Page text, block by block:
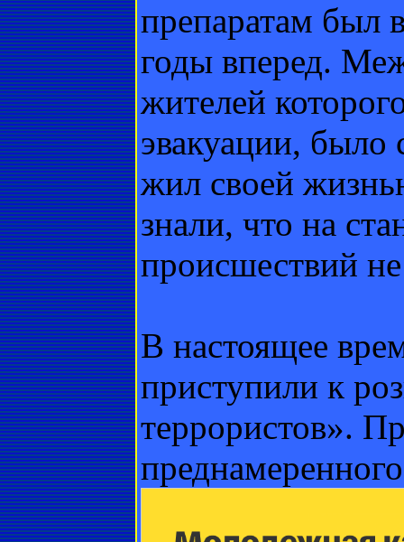
препаратам был
годы вперед.
жителей
эвакуации, было
жил своей
знали, что на
происшествий
В настоящее
приступили к
террористов».